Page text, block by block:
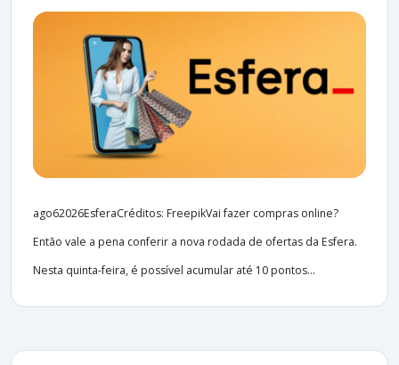
ago62026EsferaCréditos: FreepikVai fazer compras online?
Então vale a pena conferir a nova rodada de ofertas da Esfera.
Nesta quinta-feira, é possível acumular até 10 pontos...